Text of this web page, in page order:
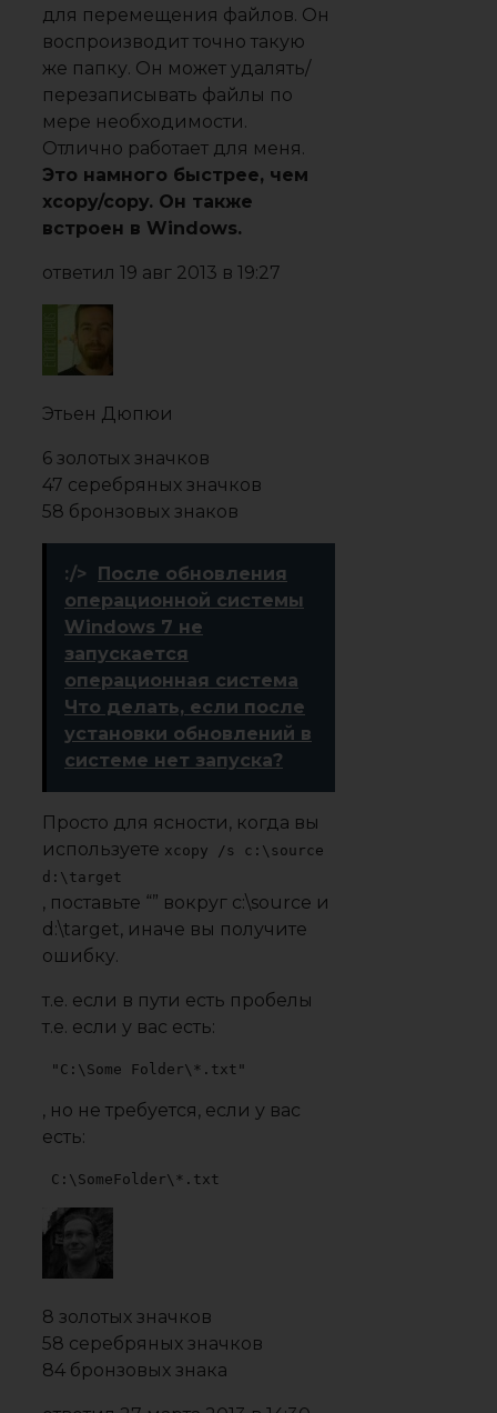
для перемещения файлов. Он
воспроизводит точно такую ​​
же папку. Он может удалять/
перезаписывать файлы по
мере необходимости.
Отлично работает для меня.
Это намного быстрее, чем
xcopy/copy. Он также
встроен в Windows.
ответил 19 авг 2013 в 19:27
Этьен Дюпюи
6 золотых значков
47 серебряных значков
58 бронзовых знаков
:/>
После обновления
операционной системы
Windows 7 не
запускается
операционная система
Что делать, если после
установки обновлений в
системе нет запуска?
Просто для ясности, когда вы
используете xcopy /s c:\source
d:\target
, поставьте “” вокруг c:\source и
d:\target, иначе вы получите
ошибку.
т.е. если в пути есть пробелы
т.е. если у вас есть:
"C:\Some Folder\*.txt"
, но не требуется, если у вас
есть:
C:\SomeFolder\*.txt
8 золотых значков
58 серебряных значков
84 бронзовых знака